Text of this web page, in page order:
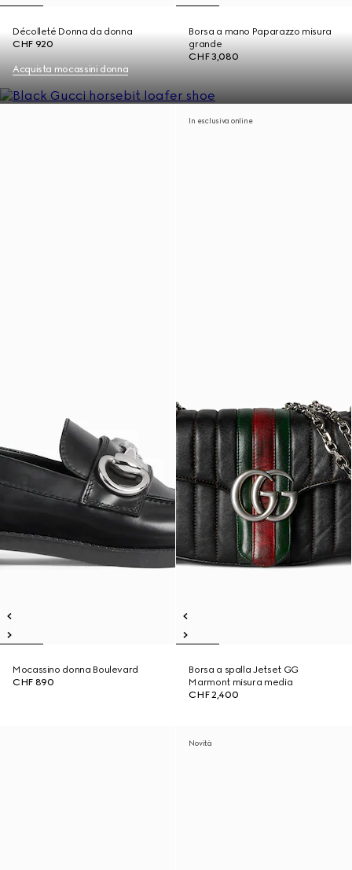
Décolleté Donna da donna
CHF 920
Borsa a mano Paparazzo misura
grande
CHF 3,080
Acquista mocassini donna
Mocassino donna Boulevard
CHF 890
In esclusiva online
Borsa a spalla Jetset GG
Marmont misura media
CHF 2,400
Novità